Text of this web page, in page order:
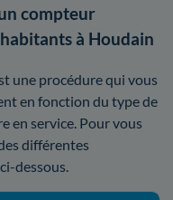
compteur
à Houdain
une procédure qui vous
en fonction du type de
en service. Pour vous
différentes
dessous.